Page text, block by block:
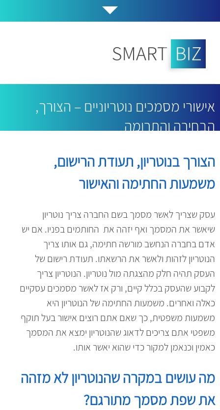
אישורי מסמכים נוטריוניים – הצורך,
הבחירה והתרומה
הצורך בנוטריון, תעודת הרישום,
משמעות החתימה והאישור
עסק שצריך לאשר מסמך בשם החברה צריך נוטריון
שיאשר את המסמך ואף יזהה את החותמים בפניו. אם יש
אדם בחברה הנחשב מורשה חתימה, גם אותו צריך
הנוטריון לזהות ולאשר את הרשאתו. תעודת רישום של
העסק תהיה חלק מהצגתה מול נוטריון. הנוטריון צריך
לקבוע שהעסק בכלל קיים, ורק אז לאשר מסמכים עסקיים
כאלה ואחרים. משמעות החתימה של הנוטריון היא
משמעות משפטית, כך שאם אתם רוצים אישור בעל תוקף
משפטי אתם צריכים לדאוג שהנוטריון ימצא את המסמך
כאמין וכנאמן למקור כדי שהוא יאשר אותו.
מה עושים במקרה שהנוטריון לא מזהה
את שפת מסמך מתורגם?